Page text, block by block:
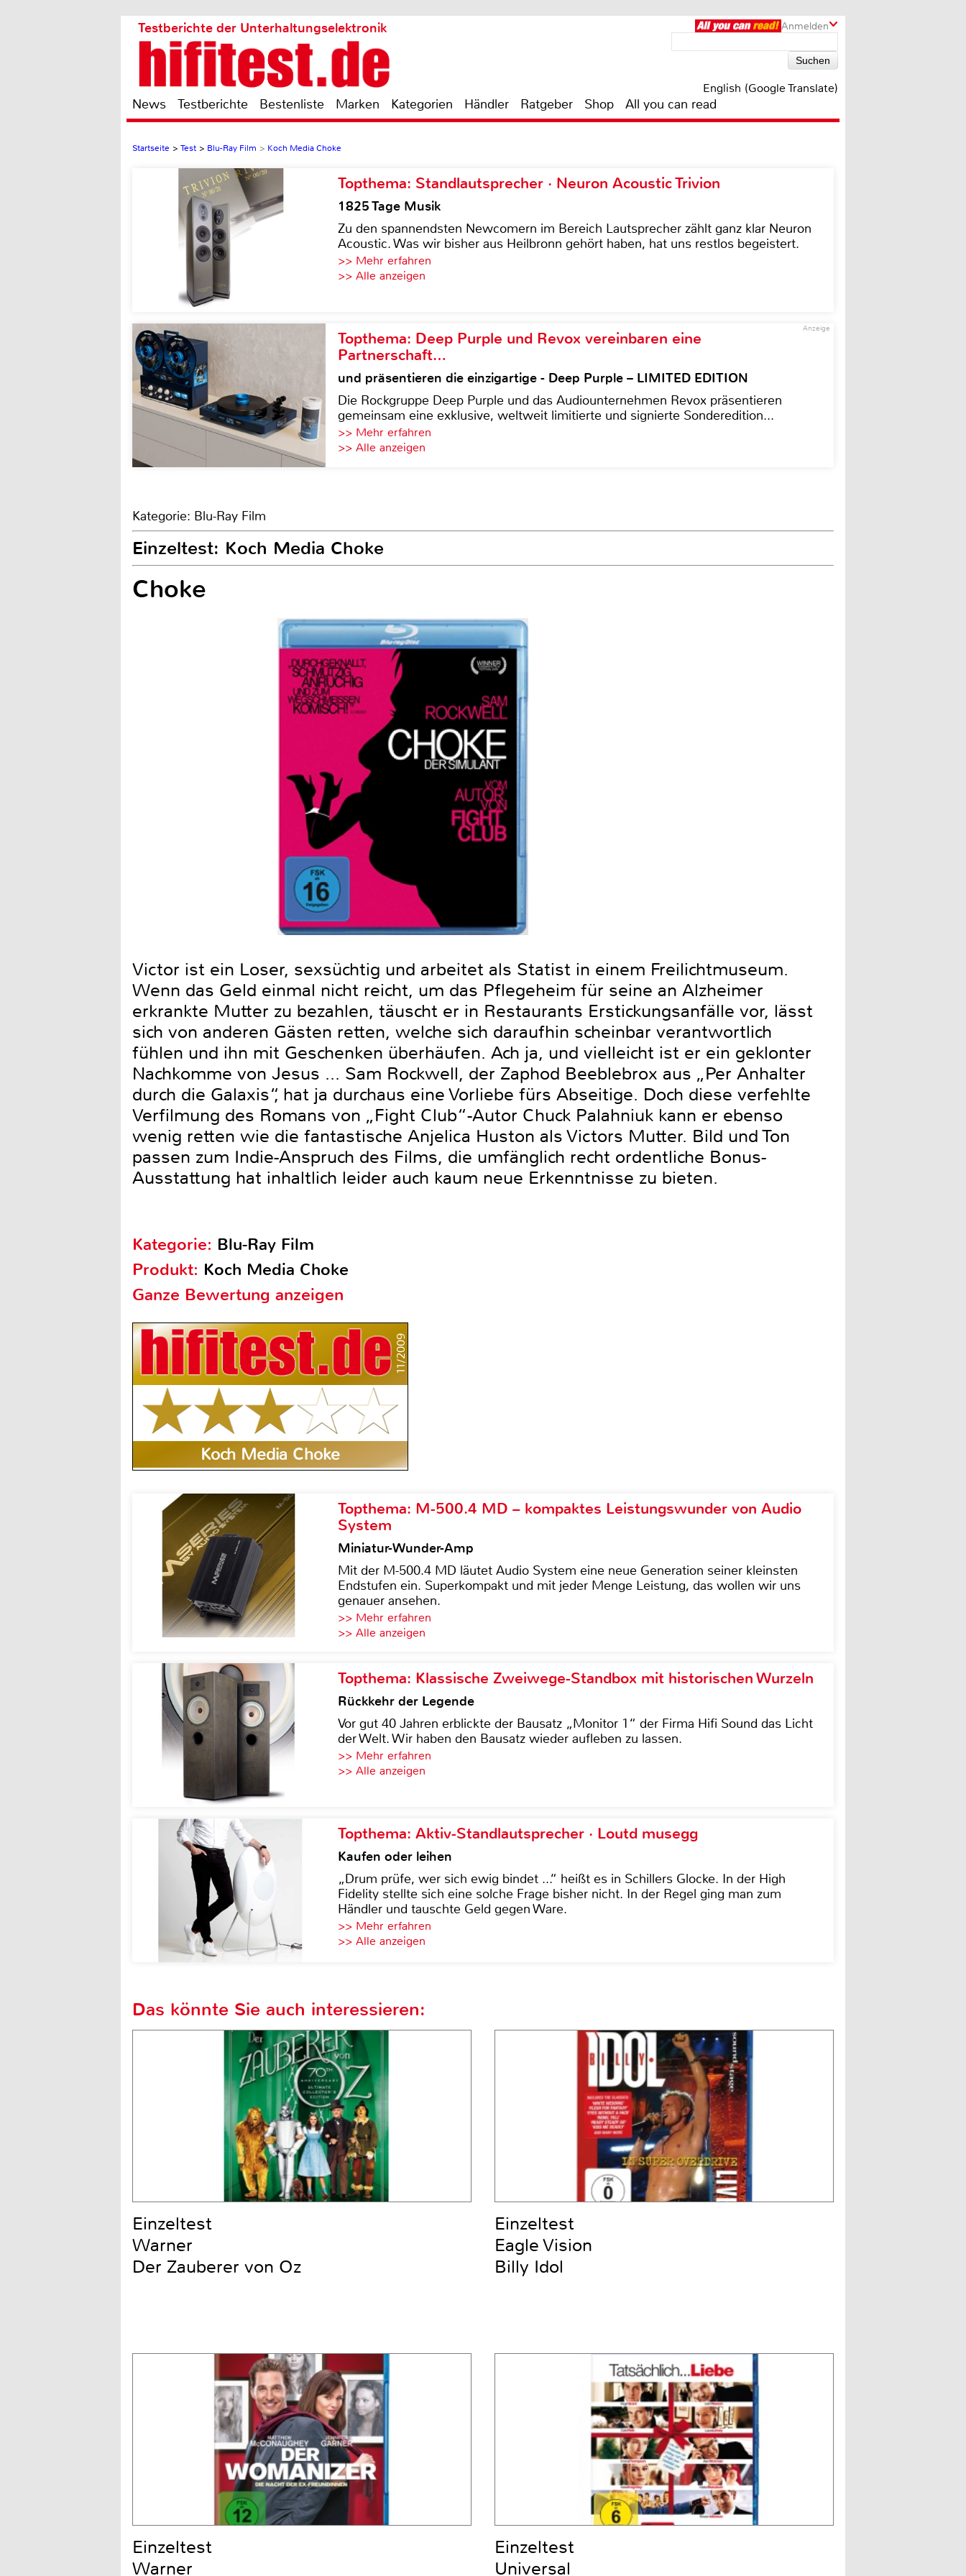
Anmelden
Testberichte der Unterhaltungselektronik
English (Google Translate)
News Testberichte Bestenliste Marken Kategorien Händler Ratgeber Shop All you can read
Startseite > Test > Blu-Ray Film > Koch Media Choke
Topthema: Standlautsprecher · Neuron Acoustic Trivion
1825 Tage Musik
Zu den spannendsten Newcomern im Bereich Lautsprecher zählt ganz klar Neuron
Acoustic. Was wir bisher aus Heilbronn gehört haben, hat uns restlos begeistert.
>> Mehr erfahren
>> Alle anzeigen
Anzeige
Topthema: Deep Purple und Revox vereinbaren eine
Partnerschaft…
und präsentieren die einzigartige - Deep Purple – LIMITED EDITION
Die Rockgruppe Deep Purple und das Audiounternehmen Revox präsentieren
gemeinsam eine exklusive, weltweit limitierte und signierte Sonderedition...
>> Mehr erfahren
>> Alle anzeigen
Kategorie: Blu-Ray Film
Einzeltest: Koch Media Choke
Choke
Victor ist ein Loser, sexsüchtig und arbeitet als Statist in einem Freilichtmuseum.
Wenn das Geld einmal nicht reicht, um das Pflegeheim für seine an Alzheimer
erkrankte Mutter zu bezahlen, täuscht er in Restaurants Erstickungsanfälle vor, lässt
sich von anderen Gästen retten, welche sich daraufhin scheinbar verantwortlich
fühlen und ihn mit Geschenken überhäufen. Ach ja, und vielleicht ist er ein geklonter
Nachkomme von Jesus ... Sam Rockwell, der Zaphod Beeblebrox aus „Per Anhalter
durch die Galaxis“, hat ja durchaus eine Vorliebe fürs Abseitige. Doch diese verfehlte
Verfilmung des Romans von „Fight Club“-Autor Chuck Palahniuk kann er ebenso
wenig retten wie die fantastische Anjelica Huston als Victors Mutter. Bild und Ton
passen zum Indie-Anspruch des Films, die umfänglich recht ordentliche Bonus-
Ausstattung hat inhaltlich leider auch kaum neue Erkenntnisse zu bieten.
Kategorie: Blu-Ray Film
Produkt: Koch Media Choke
Ganze Bewertung anzeigen
11/2009
Koch Media Choke
Topthema: M-500.4 MD – kompaktes Leistungswunder von Audio
System
Miniatur-Wunder-Amp
Mit der M-500.4 MD läutet Audio System eine neue Generation seiner kleinsten
Endstufen ein. Superkompakt und mit jeder Menge Leistung, das wollen wir uns
genauer ansehen.
>> Mehr erfahren
>> Alle anzeigen
Topthema: Klassische Zweiwege-Standbox mit historischen Wurzeln
Rückkehr der Legende
Vor gut 40 Jahren erblickte der Bausatz „Monitor 1“ der Firma Hifi Sound das Licht
der Welt. Wir haben den Bausatz wieder aufleben zu lassen.
>> Mehr erfahren
>> Alle anzeigen
Topthema: Aktiv-Standlautsprecher · Loutd musegg
Kaufen oder leihen
„Drum prüfe, wer sich ewig bindet ...“ heißt es in Schillers Glocke. In der High
Fidelity stellte sich eine solche Frage bisher nicht. In der Regel ging man zum
Händler und tauschte Geld gegen Ware.
>> Mehr erfahren
>> Alle anzeigen
Das könnte Sie auch interessieren:
Einzeltest
Warner
Der Zauberer von Oz
Einzeltest
Eagle Vision
Billy Idol
Einzeltest
Warner
Einzeltest
Universal